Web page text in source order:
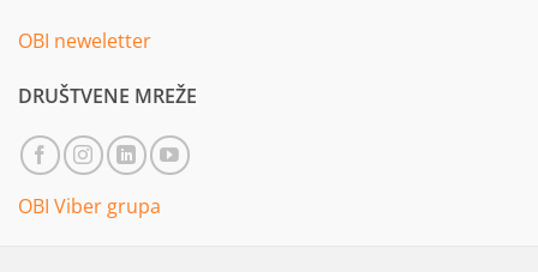
OBI neweletter
DRUŠTVENE MREŽE
OBI Viber grupa